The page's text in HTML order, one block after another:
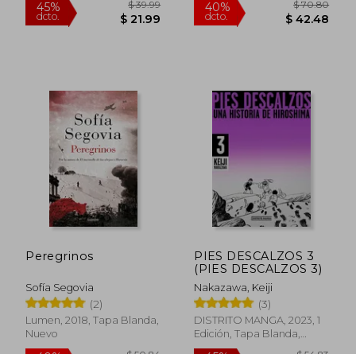
45%
dcto. $ 21.99
40%
dcto.
Peregrinos
Sofía Segovia
(2)
Lumen, 2018, Tapa Blanda,
Nuevo
PIES DESCALZOS 3
(PIES DESCALZOS 3)
Nakazawa, Keiji
(3)
DISTRITO MANGA, 2023, 1
Edición, Tapa Blanda,
Nuevo